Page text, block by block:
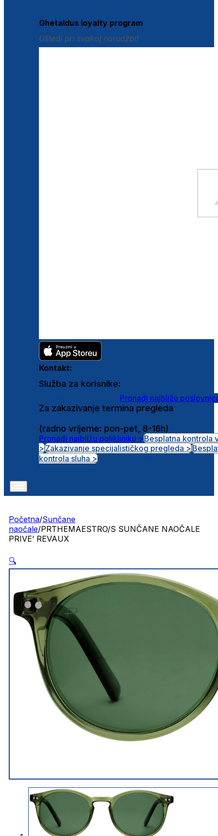
Ghetaldus loyalty program
Uštedi pri svakoj narudžbi!
Kontakt:
Služba za korisnike:
Pronađi najbližu
Za zakazivanje termina pregleda
(radno vrijeme: pon-pet, 8-16h)
Pronađi najbližu polikliniku >Besplatna kontrola
>Zakazivanje specijalističkog pregleda >
kontrola sluha >
Početna/Sunčane
naočale/PRTHEMAESTRO/S SUNČANE NAOČALE
PRIVE’ REVAUX
🔍